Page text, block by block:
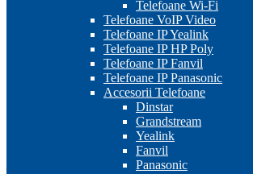
Telefoane Wi-Fi
Telefoane VoIP Video
Telefoane IP Yealink
Telefoane IP HP Poly
Telefoane IP Fanvil
Telefoane IP Panasonic
Accesorii Telefoane
Dinstar
Grandstream
Yealink
Fanvil
Panasonic